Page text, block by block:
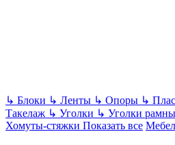
↳ Блоки ↳ Ленты ↳ Опоры ↳
Такелаж ↳ Уголки ↳ Уголки
Хомуты-стяжки Показать все